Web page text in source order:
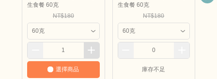
生食餐 60克
NT$180
選擇商品
生食餐 60克
NT$180
庫存不足
生